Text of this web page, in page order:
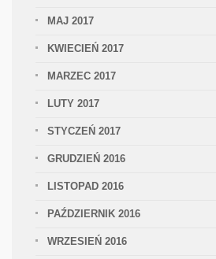
MAJ 2017
KWIECIEŃ 2017
MARZEC 2017
LUTY 2017
STYCZEŃ 2017
GRUDZIEŃ 2016
LISTOPAD 2016
PAŹDZIERNIK 2016
WRZESIEŃ 2016